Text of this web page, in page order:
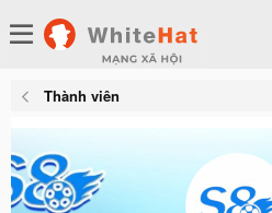
Thành viên